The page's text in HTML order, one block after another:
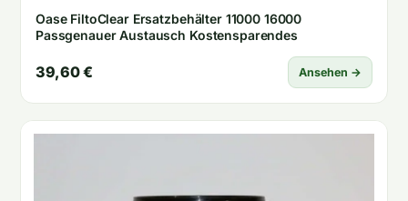
Oase FiltoClear Ersatzbehälter 11000 16000
Passgenauer Austausch Kostensparendes
39,60 € Ansehen →